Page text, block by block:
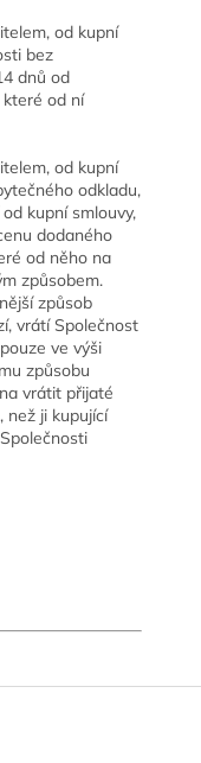
od kupní
bez
dnů od
které od ní
od kupní
odkladu,
kupní smlouvy,
dodaného
od něho na
způsobem.
způsob
vrátí Společnost
ve výši
způsobu
vrátit přijaté
než ji kupující